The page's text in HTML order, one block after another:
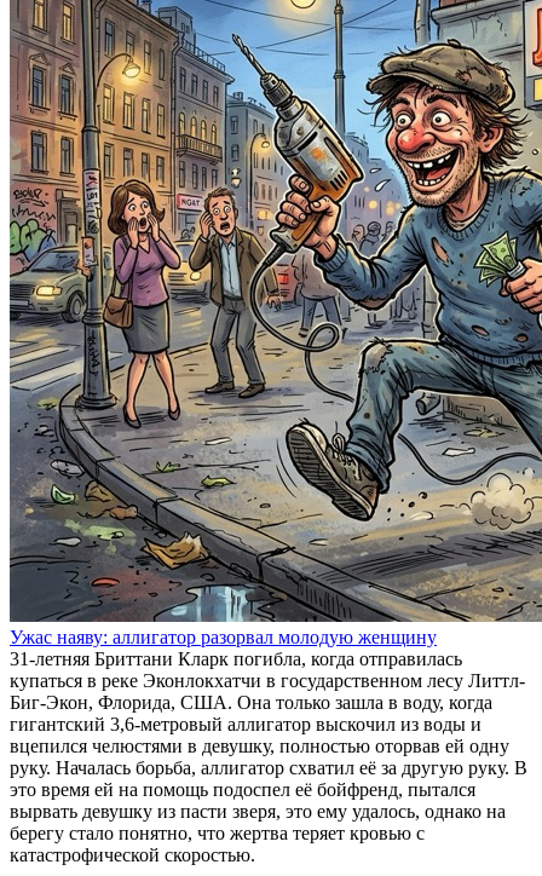
Ужас наяву: аллигатор разорвал молодую женщину
31-летняя Бриттани Кларк погибла, когда отправилась
купаться в реке Эконлокхатчи в государственном лесу Литтл-
Биг-Экон, Флорида, США. Она только зашла в воду, когда
гигантский 3,6-метровый аллигатор выскочил из воды и
вцепился челюстями в девушку, полностью оторвав ей одну
руку. Началась борьба, аллигатор схватил её за другую руку. В
это время ей на помощь подоспел её бойфренд, пытался
вырвать девушку из пасти зверя, это ему удалось, однако на
берегу стало понятно, что жертва теряет кровью с
катастрофической скоростью.